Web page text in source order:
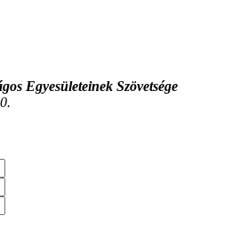
Egyesületeinek Szövetsége